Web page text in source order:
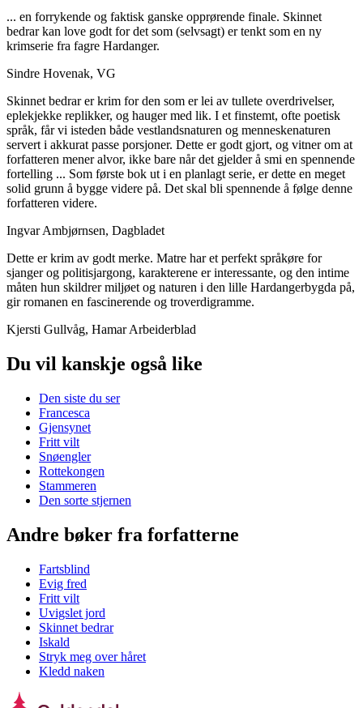
... en forrykende og faktisk ganske opprørende finale. Skinnet
bedrar kan love godt for det som (selvsagt) er tenkt som en ny
krimserie fra fagre Hardanger.
Sindre Hovenak, VG
Skinnet bedrar er krim for den som er lei av tullete overdrivelser,
eplekjekke replikker, og hauger med lik. I et finstemt, ofte poetisk
språk, får vi isteden både vestlandsnaturen og menneskenaturen
servert i akkurat passe porsjoner. Dette er godt gjort, og vitner om at
forfatteren mener alvor, ikke bare når det gjelder å smi en spennende
fortelling ... Som første bok ut i en planlagt serie, er dette en meget
solid grunn å bygge videre på. Det skal bli spennende å følge denne
forfatteren videre.
Ingvar Ambjørnsen, Dagbladet
Dette er krim av godt merke. Matre har et perfekt språkøre for
sjanger og politisjargong, karakterene er interessante, og den intime
måten hun skildrer miljøet og naturen i den lille Hardangerbygda på,
gir romanen en fascinerende og troverdigramme.
Kjersti Gullvåg, Hamar Arbeiderblad
Du vil kanskje også like
Den siste du ser
Francesca
Gjensynet
Fritt vilt
Snøengler
Rottekongen
Stammeren
Den sorte stjernen
Andre bøker fra forfatterne
Fartsblind
Evig fred
Fritt vilt
Uvigslet jord
Skinnet bedrar
Iskald
Stryk meg over håret
Kledd naken